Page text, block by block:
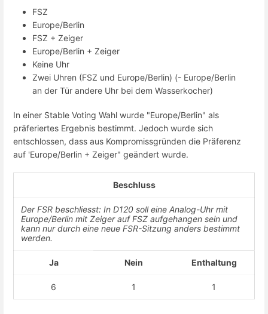
FSZ
Europe/Berlin
FSZ + Zeiger
Europe/Berlin + Zeiger
Keine Uhr
Zwei Uhren (FSZ und Europe/Berlin) (- Europe/Berlin
an der Tür andere Uhr bei dem Wasserkocher)
In einer Stable Voting Wahl wurde "Europe/Berlin" als
präferiertes Ergebnis bestimmt. Jedoch wurde sich
entschlossen, dass aus Kompromissgründen die Präferenz
auf 'Europe/Berlin + Zeiger" geändert wurde.
Beschluss
Der FSR beschliesst: In D120 soll eine Analog-Uhr mit
Europe/Berlin mit Zeiger auf FSZ aufgehangen sein und
kann nur durch eine neue FSR-Sitzung anders bestimmt
werden.
Ja Nein Enthaltung
6 1 1